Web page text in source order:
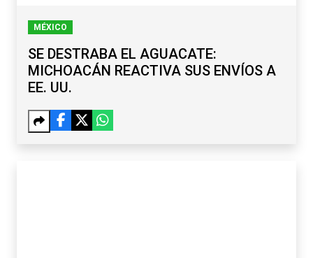
MÉXICO
SE DESTRABA EL AGUACATE:
MICHOACÁN REACTIVA SUS ENVÍOS A
EE. UU.